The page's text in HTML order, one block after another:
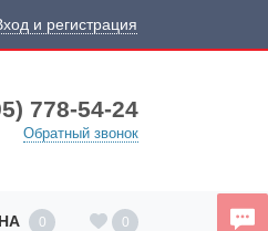
и регистрация
778-54-24
Обратный звонок
0 0